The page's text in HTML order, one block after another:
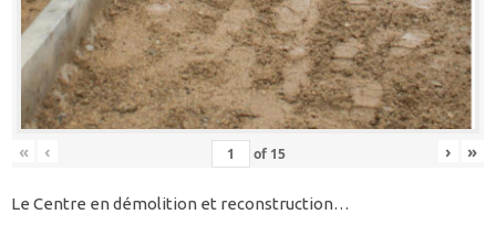
« ‹ of 15 › »
Le Centre en démolition et reconstruction…